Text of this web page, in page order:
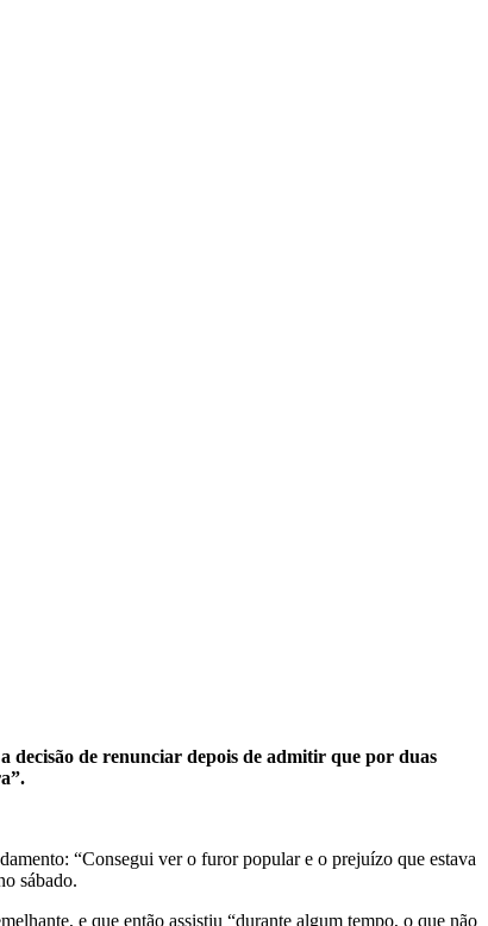
decisão de renunciar depois de admitir que por duas
“Consegui ver o furor popular e o prejuízo que estava
sábado.
e que então assistiu “durante algum tempo, o que não